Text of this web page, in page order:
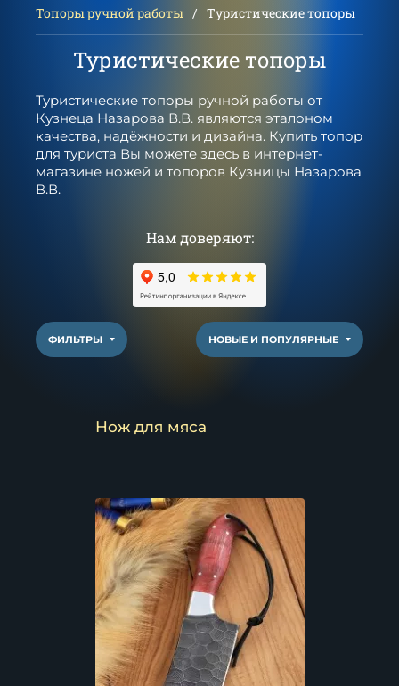
Топоры ручной работы
Туристические топоры
Туристические топоры
Туристические топоры ручной работы от
Кузнеца Назарова В.В. являются эталоном
качества, надёжности и дизайна. Купить топор
для туриста Вы можете здесь в интернет-
магазине ножей и топоров Кузницы Назарова
В.В.
Нам доверяют:
ФИЛЬТРЫ НОВЫЕ И ПОПУЛЯРНЫЕ
Нож для мяса